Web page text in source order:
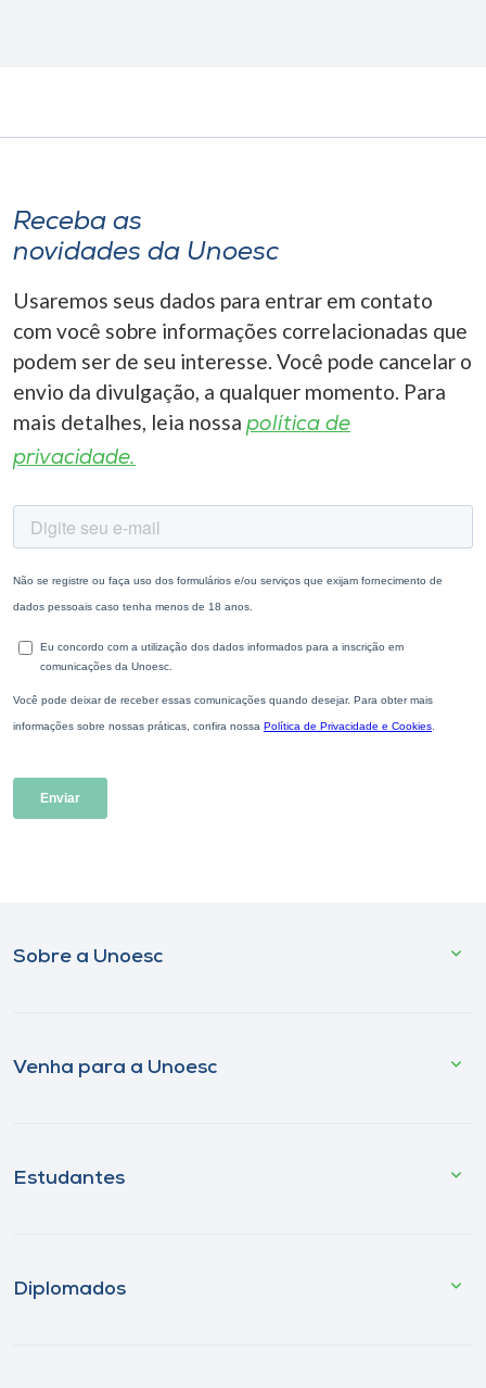
Receba as
novidades da Unoesc
Usaremos seus dados para entrar em contato
com você sobre informações correlacionadas que
podem ser de seu interesse. Você pode cancelar o
envio da divulgação, a qualquer momento. Para
mais detalhes, leia nossa política de
privacidade.
Sobre a Unoesc
Venha para a Unoesc
Estudantes
Diplomados